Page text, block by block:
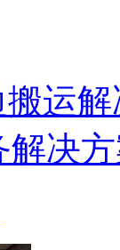
运
解决